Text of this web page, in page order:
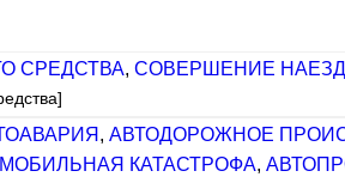
СРЕДСТВА, СОВЕРШЕНИЕ
, АВТОДОРОЖНОЕ
КАТАСТРОФА,